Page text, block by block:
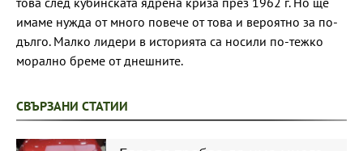
имаме нужда от много повече от това и вероятно за по-
дълго. Малко лидери в историята са носили по-тежко
морално бреме от днешните.
СВЪРЗАНИ СТАТИИ